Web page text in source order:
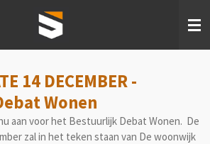
14 DECEMBER -
Wonen
aan voor het Bestuurlijk Debat Wonen. De
zal in het teken staan van De woonwijk